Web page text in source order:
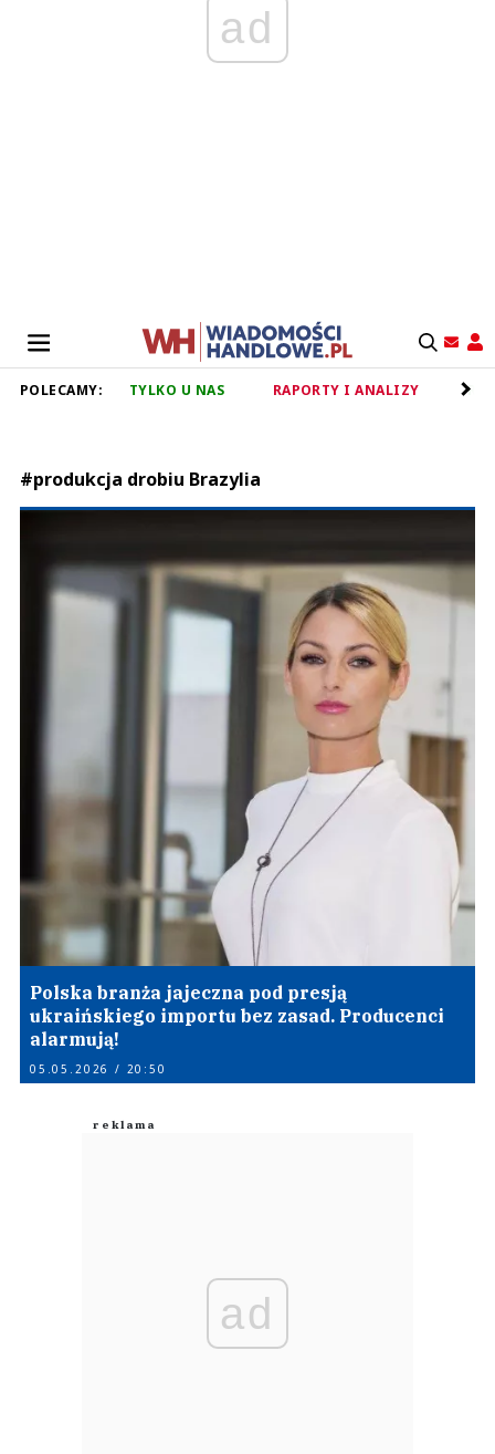
ad
POLECAMY: TYLKO U NAS RAPORTY I ANALIZY
#produkcja drobiu Brazylia
Polska branża jajeczna pod presją
ukraińskiego importu bez zasad. Producenci
alarmują!
05.05.2026 / 20:50
ad